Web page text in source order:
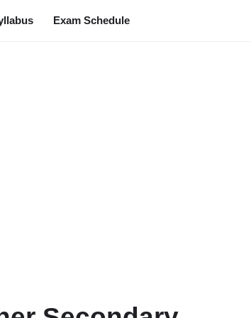
Exam Schedule